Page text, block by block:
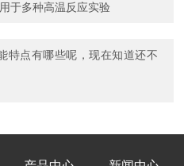
于多种高温反应实验
特点有哪些呢，现在知道还不